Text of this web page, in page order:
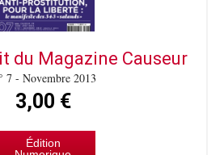
du Magazine Causeur
7 - Novembre 2013
3,00 €
Édition